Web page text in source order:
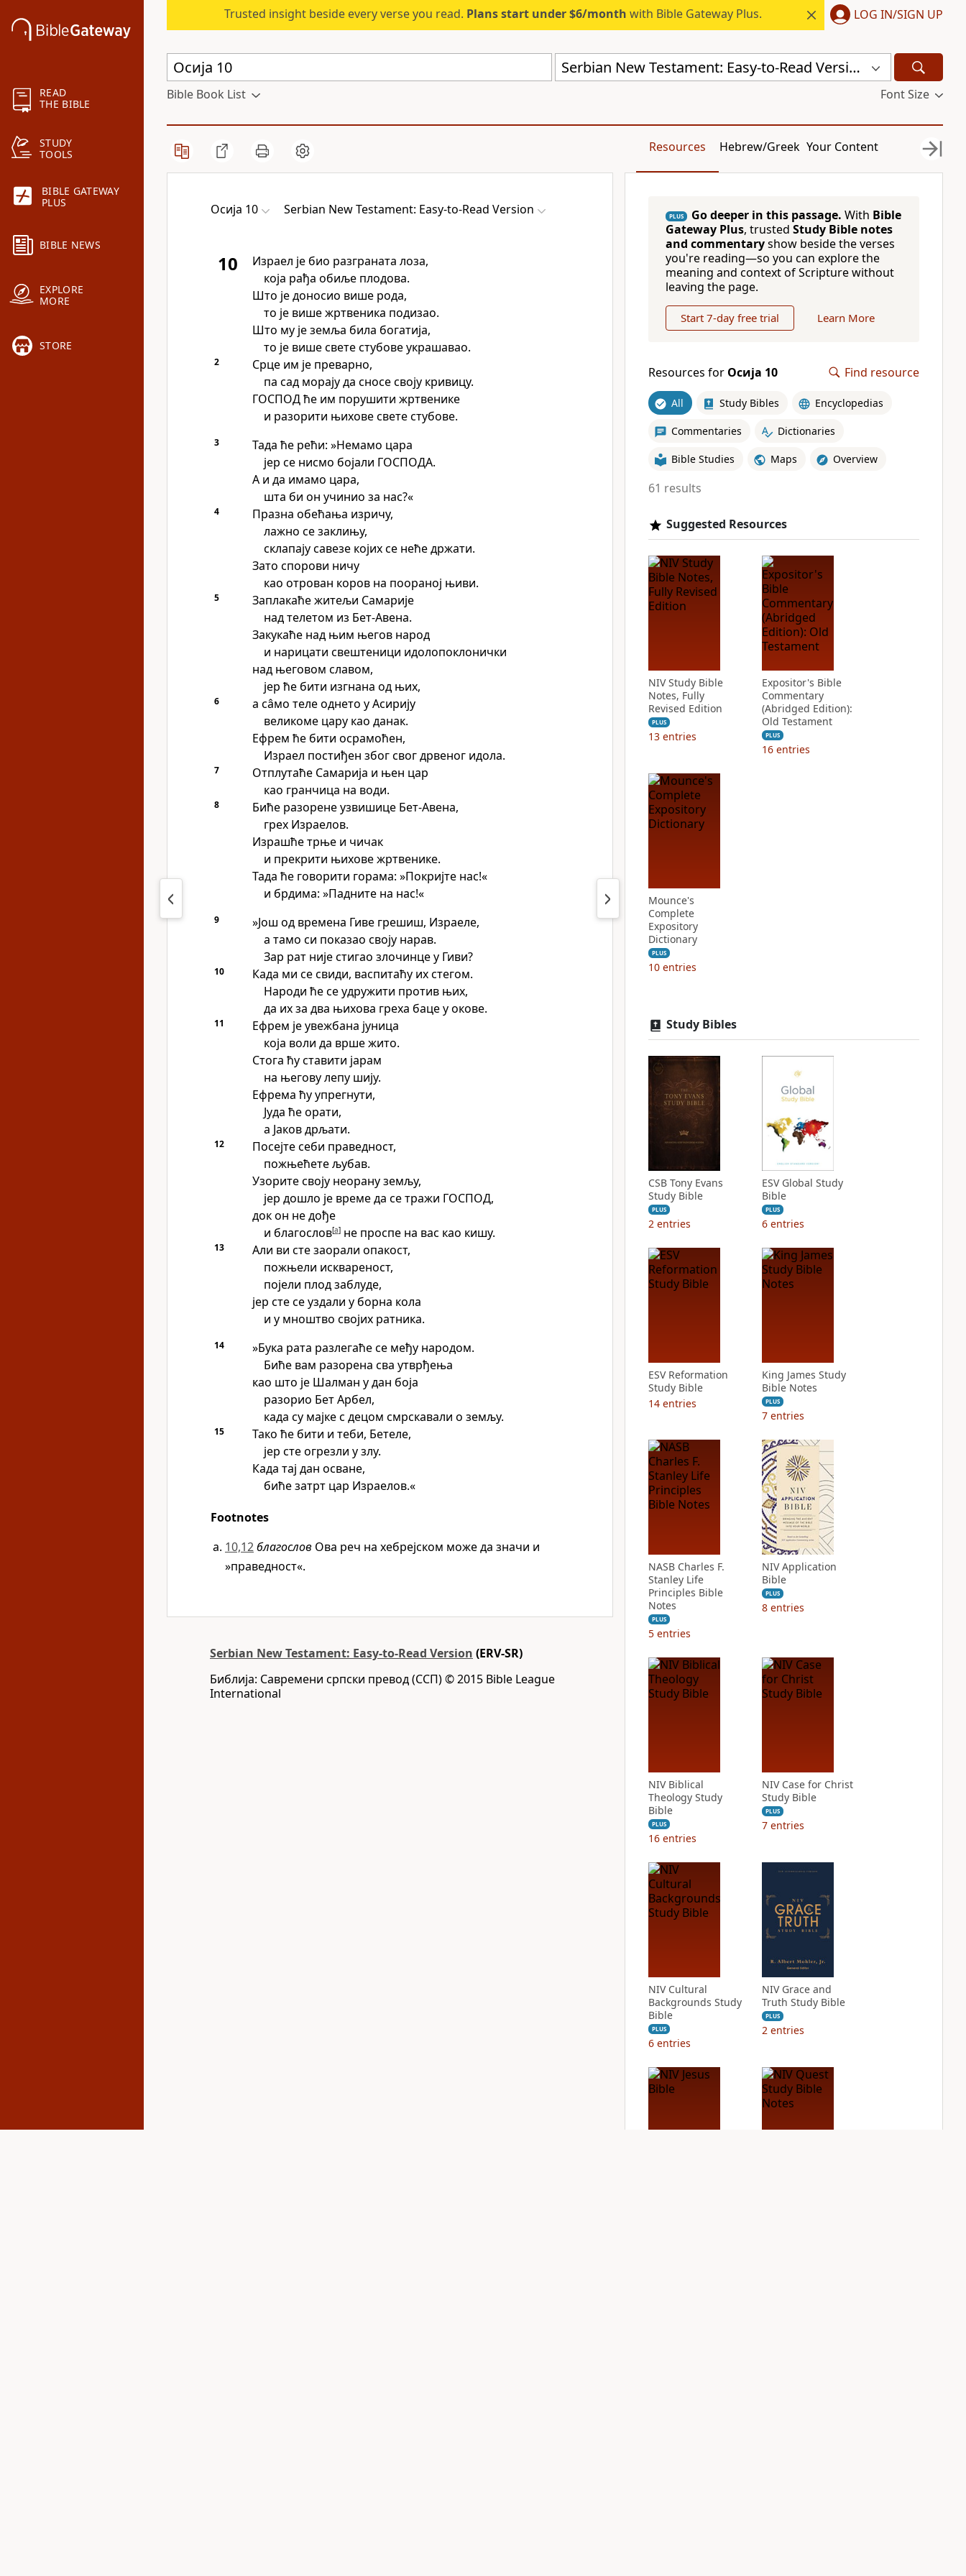
READ
THE BIBLE
STUDY
TOOLS
BIBLE GATEWAY
PLUS
BIBLE NEWS
EXPLORE
MORE
STORE
Trusted insight beside every verse you read. Plans start under $6/month with Bible Gateway Plus. LOG IN/SIGN UP
Serbian New Testament: Easy-to-Read Version (ERV-SR)
Bible Book List Font Size
Resources Hebrew/Greek Your Content
Осија 10 Serbian New Testament: Easy-to-Read Version
10
Израел је био разграната лоза,
која рађа обиље плодова.
Што је доносио више рода,
то је више жртвеника подизао.
Што му је земља била богатија,
то је више свете стубове украшавао.
2
Срце им је преварно,
па сад морају да сносе своју кривицу.
ГОСПОД ће им порушити жртвенике
и разорити њихове свете стубове.
3
Тада ће рећи: »Немамо цара
јер се нисмо бојали ГОСПОДА.
А и да имамо цара,
шта би он учинио за нас?«
4
Празна обећања изричу,
лажно се заклињу,
склапају савезе којих се неће држати.
Зато спорови ничу
као отрован коров на поораној њиви.
5
Заплакаће житељи Самарије
над телетом из Бет-Авена.
Закукаће над њим његов народ
и нарицати свештеници идолопоклонички
над његовом славом,
јер ће бити изгнана од њих,
6
а сâмо теле однето у Асирију
великоме цару као данак.
Ефрем ће бити осрамоћен,
Израел постиђен због свог дрвеног идола.
7
Отплутаће Самарија и њен цар
као гранчица на води.
8
Биће разорене узвишице Бет-Авена,
грех Израелов.
Израшће трње и чичак
и прекрити њихове жртвенике.
Тада ће говорити горама: »Покријте нас!«
и брдима: »Падните на нас!«
9
»Још од времена Гиве грешиш, Израеле,
а тамо си показао своју нарав.
Зар рат није стигао злочинце у Гиви?
10
Када ми се свиди, васпитаћу их стегом.
Народи ће се удружити против њих,
да их за два њихова греха баце у окове.
11
Ефрем је увежбана јуница
која воли да врше жито.
Стога ћу ставити јарам
на његову лепу шију.
Ефрема ћу упрегнути,
Јуда ће орати,
а Јаков дрљати.
12
Посејте себи праведност,
пожњећете љубав.
Узорите своју неорану земљу,
јер дошло је време да се тражи ГОСПОД,
док он не дође
и благослов[a]не проспе на вас као кишу.
13
Али ви сте заорали опакост,
пожњели исквареност,
појели плод заблуде,
јер сте се уздали у борна кола
и у мноштво својих ратника.
14
»Бука рата разлегаће се међу народом.
Биће вам разорена сва утврђења
као што је Шалман у дан боја
разорио Бет Арбел,
када су мајке с децом смрскавали о земљу.
15
Тако ће бити и теби, Бетеле,
јер сте огрезли у злу.
Када тај дан осване,
биће затрт цар Израелов.«
Footnotes
10,12благослов Ова реч на хебрејском може да значи и
»праведност«.
Serbian New Testament: Easy-to-Read Version (ERV-SR)
Библија: Савремени српски превод (ССП) © 2015 Bible League
International
PLUS Go deeper in this passage. With Bible
Gateway Plus, trusted Study Bible notes
and commentaryshow beside the verses
you're reading—so you can explore the
meaning and context of Scripture without
leaving the page.
Start 7-day free trial Learn More
Resources for Осија 10 Find resource
All Study Bibles Encyclopedias
Commentaries Dictionaries
Bible Studies Maps Overview
61 results
Suggested Resources
NIV Study Bible
Notes, Fully
Revised Edition
PLUS
13 entries
Expositor's Bible
Commentary
(Abridged Edition):
Old Testament
PLUS
16 entries
Mounce's
Complete
Expository
Dictionary
PLUS
10 entries
Study Bibles
CSB Tony Evans
Study Bible
PLUS
2 entries
ESV Global Study
Bible
PLUS
6 entries
ESV Reformation
Study Bible
14 entries
King James Study
Bible Notes
PLUS
7 entries
NASB Charles F.
Stanley Life
Principles Bible
Notes
PLUS
5 entries
NIV Application
Bible
PLUS
8 entries
NIV Biblical
Theology Study
Bible
PLUS
16 entries
NIV Case for Christ
Study Bible
PLUS
7 entries
NIV Cultural
Backgrounds Study
Bible
PLUS
6 entries
NIV Grace and
Truth Study Bible
PLUS
2 entries